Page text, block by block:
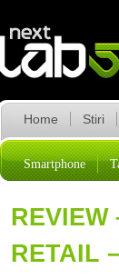
Home Stiri
Smartphone
REVIEW
RETAIL